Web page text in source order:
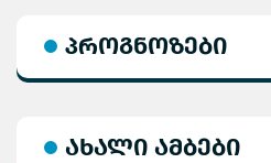
პროგნოზები
ახალი ამბები